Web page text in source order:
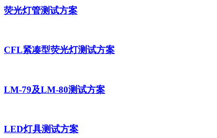
荧光灯管测试方案
CFL紧凑型荧光灯测试方案
LM-79及LM-80测试方案
LED灯具测试方案